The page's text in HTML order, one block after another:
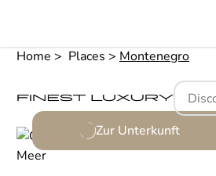
Home Places Montenegro
Zur Unterkunft